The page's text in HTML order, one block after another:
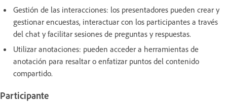
Gestión de las interacciones: los presentadores pueden crear y
gestionar encuestas, interactuar con los participantes a través
del chat y facilitar sesiones de preguntas y respuestas.
Utilizar anotaciones: pueden acceder a herramientas de
anotación para resaltar o enfatizar puntos del contenido
compartido.
Participante